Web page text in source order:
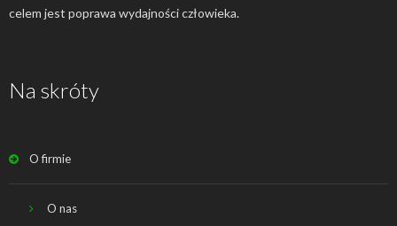
celem jest poprawa wydajności człowieka.
Na skróty
O firmie
O nas